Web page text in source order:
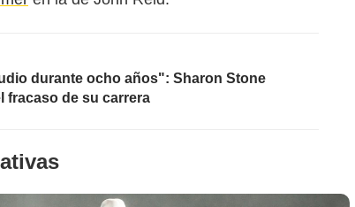
durante ocho años": Sharon Stone
fracaso de su carrera